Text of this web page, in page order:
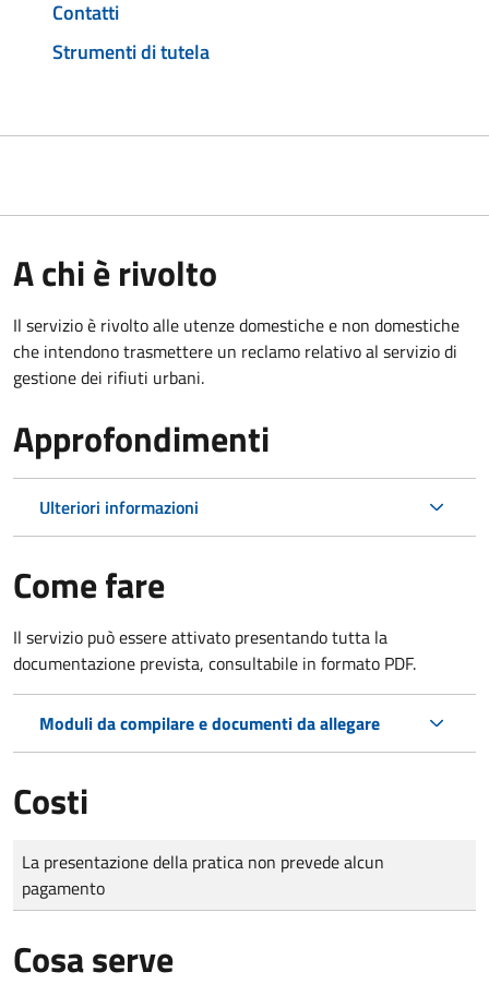
Contatti
Strumenti di tutela
A chi è rivolto
Il servizio è rivolto alle utenze domestiche e non domestiche
che intendono trasmettere un reclamo relativo al servizio di
gestione dei rifiuti urbani.
Approfondimenti
Ulteriori informazioni
Come fare
Il servizio può essere attivato presentando tutta la
documentazione prevista, consultabile in formato PDF.
Moduli da compilare e documenti da allegare
Costi
Tipo di pagamento
Importo
La presentazione della pratica non prevede alcun
pagamento
Cosa serve